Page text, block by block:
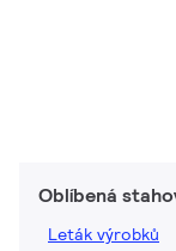
Oblíbená
Leták výrobků